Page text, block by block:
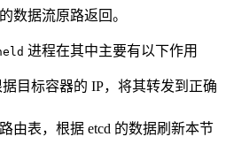
数据流原路返回。
进程在其中主要有以下作用
目标容器的 IP，将其转发到正确
由表，根据 etcd 的数据刷新本节